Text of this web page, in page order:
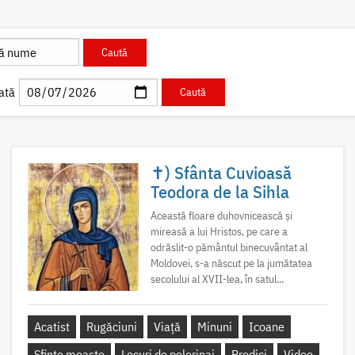
✝) Sfânta Cuvioasă
Teodora de la Sihla
Această floare duhovnicească și
mireasă a lui Hristos, pe care a
odrăslit-o pământul binecuvântat al
Moldovei, s-a născut pe la jumătatea
secolului al XVII-lea, în satul...
Acatist Rugăciuni Viață Minuni
Icoane